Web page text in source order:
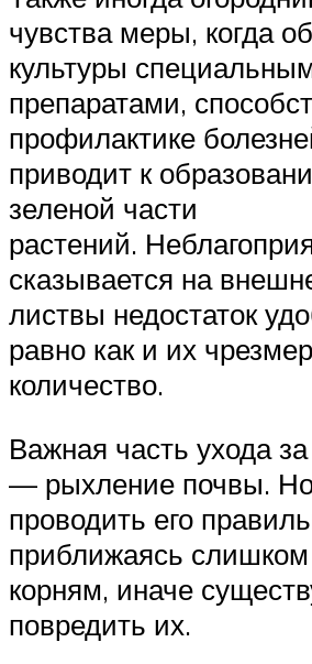
чувства меры, когда
культуры
препаратами,
профилактике
приводит к
зеленой части
растений.
сказывается на
листвы недостаток
равно как и их
количество.
Важная часть ухода
— рыхление почвы. Но
проводить его
приближаясь слишком
корням, иначе
повредить их.